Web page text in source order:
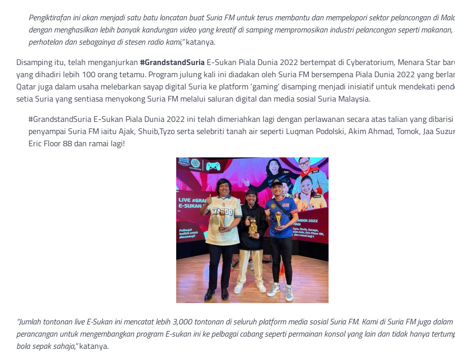
Pengiktirafan ini akan menjadi satu batu loncatan buat Suria FM untuk terus membantu dan mempelopori sektor pelancongan di
dengan menghasilkan lebih banyak kandungan video yang kreatif di samping mempromosikan industri pelancongan seperti makanan,
perhotelan dan sebagainya di stesen radio kami,”katanya.
Disamping itu, telah menganjurkan #GrandstandSuria E-Sukan Piala Dunia 2022 bertempat di Cyberatorium, Menara Star
yang dihadiri lebih 100 orang tetamu. Program julung kali ini diadakan oleh Suria FM bersempena Piala Dunia 2022 yang
Qatar juga dalam usaha melebarkan sayap digital Suria ke platform ‘gaming’ disamping menjadi inisiatif untuk mendekati
setia Suria yang sentiasa menyokong Suria FM melalui saluran digital dan media sosial Suria Malaysia.
#GrandstandSuria E-Sukan Piala Dunia 2022 ini telah dimeriahkan lagi dengan perlawanan secara atas talian yang
penyampai Suria FM iaitu Ajak, Shuib,Tyzo serta selebriti tanah air seperti Luqman Podolski, Akim Ahmad, Tomok, Jaa
Eric Floor 88 dan ramai lagi!
“Jumlah tontonan live E-Sukan ini mencatat lebih 3,000 tontonan di seluruh platform media sosial Suria FM. Kami di Suria FM juga dalam
perancangan untuk mengembangkan program E-sukan ini ke pelbagai cabang seperti permainan konsol yang lain dan tidak hanya
bola sepak sahaja,”katanya.